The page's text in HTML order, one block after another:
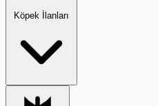
Köpek İlanları